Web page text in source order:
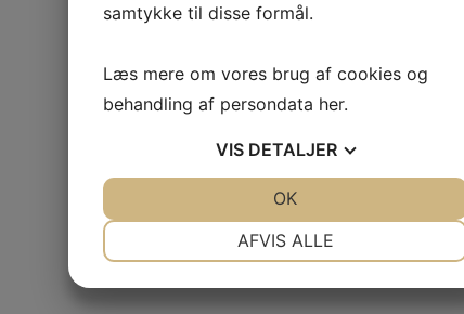
samtykke til disse formål.
Læs mere om vores brug af cookies og
behandling af persondata her.
VIS DETALJER
AFVIS ALLE
OK